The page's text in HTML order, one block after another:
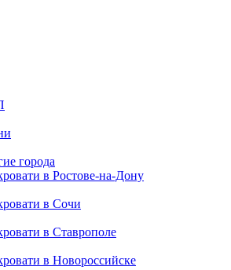
города
в Ростове-на-Дону
в Сочи
в Ставрополе
в Новороссийске